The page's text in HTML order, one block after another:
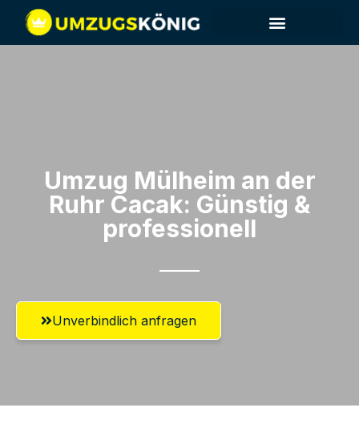
Umzug Mülheim an der
Ruhr​ Cacak: Günstig &
professionell​
Unverbindlich anfragen